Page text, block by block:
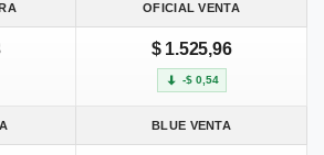
OFICIAL VENTA
$ 1.525,96
-$ 0,54
BLUE VENTA